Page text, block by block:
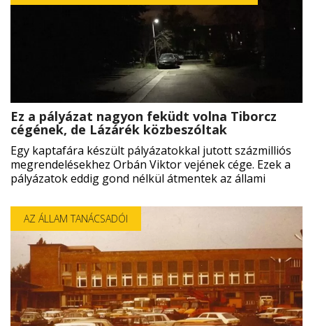
Ez a pályázat nagyon feküdt volna Tiborcz
cégének, de Lázárék közbeszóltak
Egy kaptafára készült pályázatokkal jutott százmilliós
megrendelésekhez Orbán Viktor vejének cége. Ezek a
pályázatok eddig gond nélkül átmentek az állami
AZ ÁLLAM TANÁCSADÓI